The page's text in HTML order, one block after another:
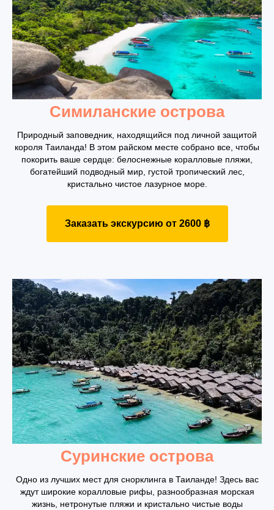
Симиланские острова
Природный заповедник, находящийся под личной защитой
короля Таиланда! В этом райском месте собрано все, чтобы
покорить ваше сердце: белоснежные коралловые пляжи,
богатейший подводный мир, густой тропический лес,
кристально чистое лазурное море.
Заказать экскурсию от 2600 ฿
Суринские острова
Одно из лучших мест для снорклинга в Таиланде! Здесь вас
ждут широкие коралловые рифы, разнообразная морская
жизнь, нетронутые пляжи и кристально чистые воды